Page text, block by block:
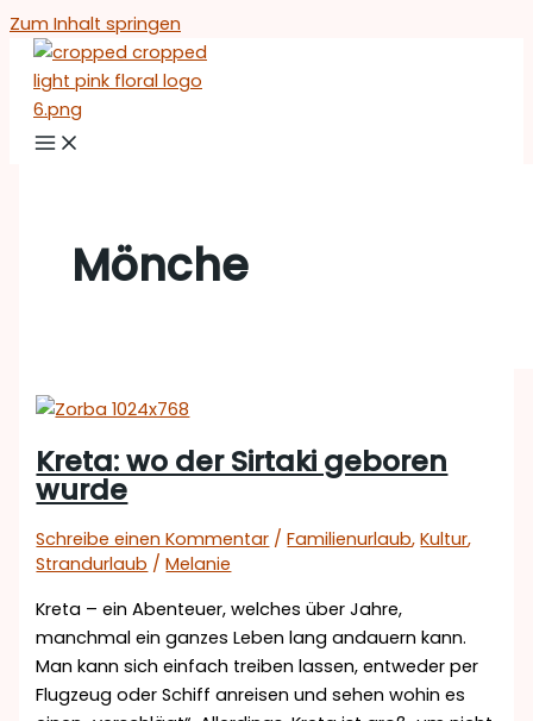
Zum Inhalt springen
Mönche
Kreta: wo der Sirtaki geboren
wurde
Schreibe einen Kommentar /Familienurlaub,Kultur,
Strandurlaub /Melanie
Kreta – ein Abenteuer, welches über Jahre,
manchmal ein ganzes Leben lang andauern kann.
Man kann sich einfach treiben lassen, entweder per
Flugzeug oder Schiff anreisen und sehen wohin es